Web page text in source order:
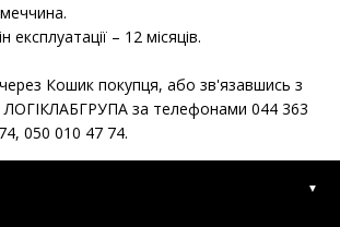
експлуатації – 12 місяців.
Кошик покупця, або зв'язавшись з
за телефонами 044 363
050 010 47 74.